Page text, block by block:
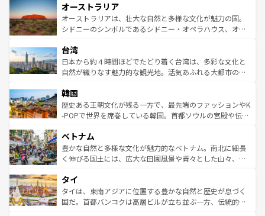
部のニューオーリンズでは、音楽と美食が融合した独特の
文化が魅力。旅行者はアメリカの各地域で異なる魅力を楽
しみながら、その多様性と豊かな歴史を感じることができ
ならではの贅沢な旅のスタイルだ。 なお、新着のアメリカ
情報はコンテンツ一覧を参照してほしい。
ワイ島は見逃せない。また、定番の観光地といえばオアフ
島だが、静かな自然を求めるならマウイ島やカウアイ島が
おすすめ。エメラルドグリーンに輝く海をはじめ、豊かな
れるおもてなしの心で訪れる人々を迎えてくれるハワイの
人々、おいしいローカルフードやハワイアンミュージッ
ク、伝統的なフラダンスなど、すべてがハワイの魅力を彩
ワイを、存分に味わってほしい。 なお、新着のハワイ情報
はコンテンツ一覧を参照してほしい。
オーストラリア
オーストラリアは、壮大な自然と多様な文化が魅力の国。
シドニーのシンボルであるシドニー・オペラハウス、オー
リアリーフや大陸中央部にそびえるウルル（エアーズロッ
ク）、タスマニアの美しい原生林やケアンズの熱帯雨林な
ど、見どころがたくさん。また、カフェやワイン、オージ
いる。アクティビティも充実しており、サーフィンやダイ
ビング、ハイキングなど、アウトドア好きにはたまらな
い。オーストラリアの多彩な魅力を存分に味わいつくそ
参照してほしい。
台湾
日本から約４時間ほどでたどり着く台湾は、多彩な文化と
自然が織りなす魅力的な観光地。活気あふれる大都市の台
ン）、静ひつな山岳地帯である台湾東部など、都市の喧騒
と山間の静けさが共存しており、訪れる人に新しい発見と
驚きをもたらしてくれる。また、奥深い台湾の食文化も魅
容にもいいと評判のスイーツなど、バラエティ豊かな料理
が味わえる。 なお、新着の台湾情報は コンテンツ一覧を参
照してほしい。
韓国
歴史ある王朝文化が残る一方で、最先端のファッションやK
-POPで世界を席巻している韓国。首都ソウルの宮殿や伝統
き、地方に足を延ばせば四季折々の自然美を楽しむことが
できる。そして、キムチや焼肉、絶品のストリートフード
まで、さまざまな韓国料理が待っている。夜には、韓国な
リティに包まれながら、韓国の多彩な魅力を心ゆくまで味
わってみてほしい。 なお、新着の韓国情報はコンテンツ一
覧を参照してほしい。
ベトナム
豊かな自然と多様な文化が魅力的なベトナム。南北に細長
く伸びる国土には、広大な田園風景や青々とした山々、世
急速な発展と共に伝統が息づく。ハノイの古い町並みやホ
ーチミン市のフランス統治時代の建物も、独特の雰囲気を
醸し出している。また、バラエティの豊かさとおいしさで
タイ
タイは、東南アジアに位置する豊かな自然と歴史が息づく
国だ。首都バンコクは高層ビルが立ち並ぶ一方、伝統的な